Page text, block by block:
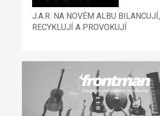
J.A.R. NA NOVÉM ALBU BILANCUJÍ,
RECYKLUJÍ A PROVOKUJÍ